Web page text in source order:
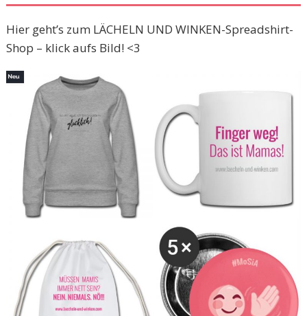
Hier geht’s zum LÄCHELN UND WINKEN-Spreadshirt-
Shop – klick aufs Bild! <3